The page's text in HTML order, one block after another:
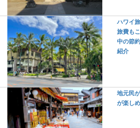
ハワイ
旅費も
中の節
紹介
地元民
が楽し